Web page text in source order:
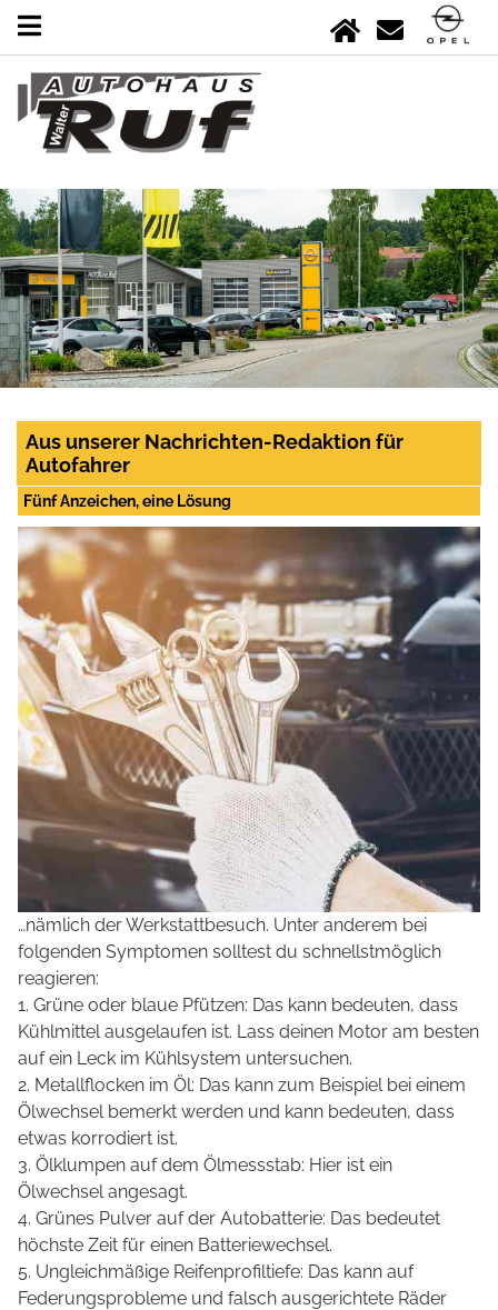
Aus unserer Nachrichten-Redaktion für
Autofahrer
Fünf Anzeichen, eine Lösung
…nämlich der Werkstattbesuch. Unter anderem bei
folgenden Symptomen solltest du schnellstmöglich
reagieren:
1. Grüne oder blaue Pfützen: Das kann bedeuten, dass
Kühlmittel ausgelaufen ist. Lass deinen Motor am besten
auf ein Leck im Kühlsystem untersuchen.
2. Metallflocken im Öl: Das kann zum Beispiel bei einem
Ölwechsel bemerkt werden und kann bedeuten, dass
etwas korrodiert ist.
3. Ölklumpen auf dem Ölmessstab: Hier ist ein
Ölwechsel angesagt.
4. Grünes Pulver auf der Autobatterie: Das bedeutet
höchste Zeit für einen Batteriewechsel.
5. Ungleichmäßige Reifenprofiltiefe: Das kann auf
Federungsprobleme und falsch ausgerichtete Räder